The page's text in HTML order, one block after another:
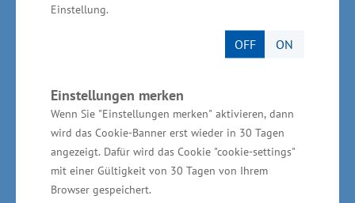
Einstellung.
OFF ON
Einstellungen merken
Wenn Sie "Einstellungen merken" aktivieren, dann
wird das Cookie-Banner erst wieder in 30 Tagen
angezeigt. Dafür wird das Cookie "cookie-settings"
mit einer Gültigkeit von 30 Tagen von Ihrem
Browser gespeichert.
(z.B. Maschinen, Automatisierungstechnik und
Robotik) können künftig durch das
Wirtschaftsministerium gefördert werden. Dazu
soll die Richtlinie zur Förderung von Forschung,
Entwicklung und Innovation erweitert werden.
Wirtschaftsministerium